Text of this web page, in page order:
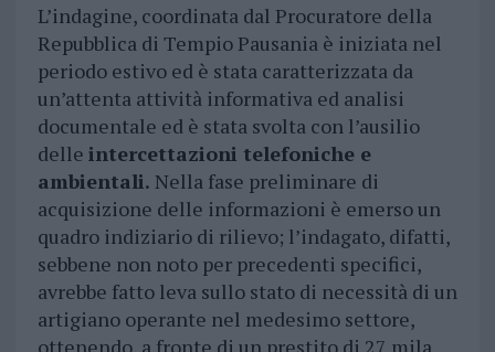
L’indagine, coordinata dal Procuratore della
Repubblica di Tempio Pausania è iniziata nel
periodo estivo ed è stata caratterizzata da
un’attenta attività informativa ed analisi
documentale ed è stata svolta con l’ausilio
delle intercettazioni telefoniche e
ambientali. Nella fase preliminare di
acquisizione delle informazioni è emerso un
quadro indiziario di rilievo; l’indagato, difatti,
sebbene non noto per precedenti specifici,
avrebbe fatto leva sullo stato di necessità di un
artigiano operante nel medesimo settore,
ottenendo, a fronte di un prestito di 27 mila